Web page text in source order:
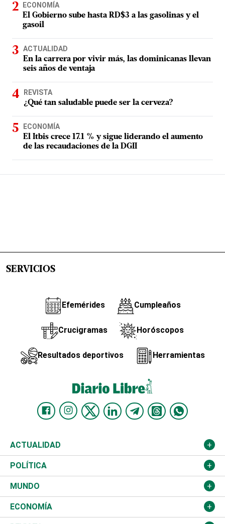
ECONOMÍA
El Gobierno sube hasta RD$3 a las gasolinas y el
gasoil
ACTUALIDAD
En la carrera por vivir más, las dominicanas llevan
seis años de ventaja
REVISTA
¿Qué tan saludable puede ser la cerveza?
ECONOMÍA
El Itbis crece 17.1 % y sigue liderando el aumento
de las recaudaciones de la DGII
SERVICIOS
Efemérides Cumpleaños
Crucigramas Horóscopos
Resultados deportivos Herramientas
ACTUALIDAD
Nacional
Ciudad
Educación
POLÍTICA
Partidos
JCE
MUNDO
Estados Unidos
ECONOMÍA